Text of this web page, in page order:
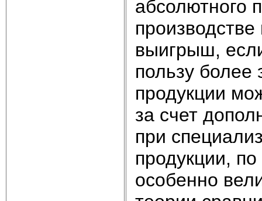
абсолютного
производстве
выигрыш,
пользу
продукции
за счет
при
продукции,
особенно